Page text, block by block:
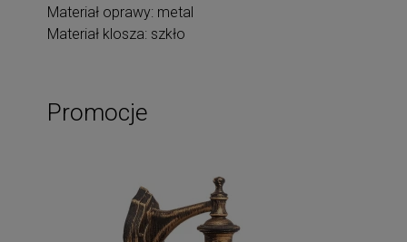
Materiał oprawy: metal
Materiał klosza: szkło
Promocje